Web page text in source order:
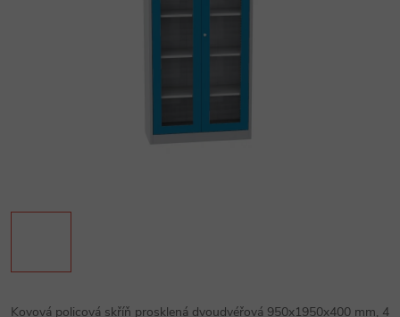
Kovová policová skříň prosklená dvoudvéřová 950x1950x400 mm, 4